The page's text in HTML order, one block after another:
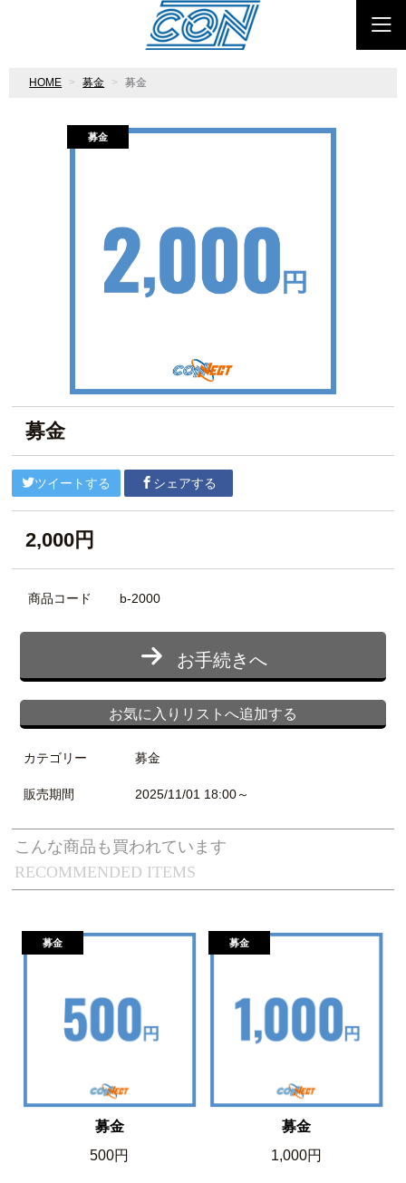
HOME 募金 募金
募金
ツイートする シェアする
2,000円
商品コード b-2000
お手続きへ
お気に入りリストへ追加する
カテゴリー 募金
販売期間 2025/11/01 18:00～
RECOMMENDED ITEMS
こんな商品も買われています
募金
500円
募金
1,000円